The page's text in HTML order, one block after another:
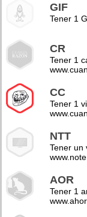
GIF
Tener 1
CR
Tener 1
CC
Tener 1
NTT
Tener un
AOR
Tener 1